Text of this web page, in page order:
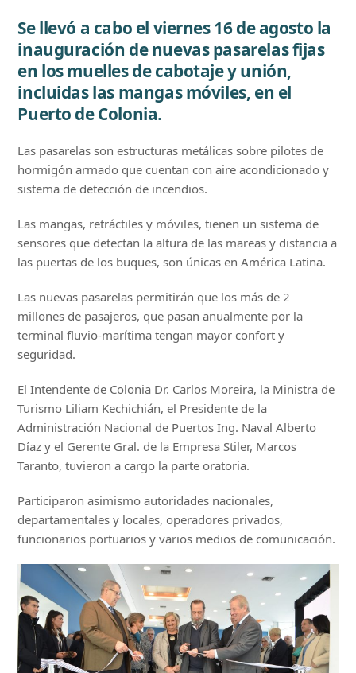
Se llevó a cabo el viernes 16 de agosto la
inauguración de nuevas pasarelas fijas
en los muelles de cabotaje y unión,
incluidas las mangas móviles, en el
Puerto de Colonia.
Las pasarelas son estructuras metálicas sobre pilotes de
hormigón armado que cuentan con aire acondicionado y
sistema de detección de incendios.
Las mangas, retráctiles y móviles, tienen un sistema de
sensores que detectan la altura de las mareas y distancia a
las puertas de los buques, son únicas en América Latina.
Las nuevas pasarelas permitirán que los más de 2
millones de pasajeros, que pasan anualmente por la
terminal fluvio-marítima tengan mayor confort y
seguridad.
El Intendente de Colonia Dr. Carlos Moreira, la Ministra de
Turismo Liliam Kechichián, el Presidente de la
Administración Nacional de Puertos Ing. Naval Alberto
Díaz y el Gerente Gral. de la Empresa Stiler, Marcos
Taranto, tuvieron a cargo la parte oratoria.
Participaron asimismo autoridades nacionales,
departamentales y locales, operadores privados,
funcionarios portuarios y varios medios de comunicación.